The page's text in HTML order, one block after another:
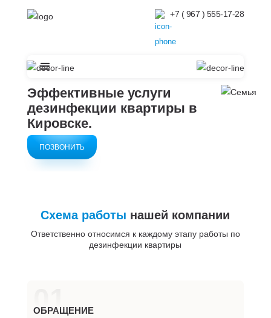
+7 ( 967 ) 555-17-28
Эффективные услуги
дезинфекции квартиры в
Кировске.
ПОЗВОНИТЬ
Схема работы нашей компании
Ответственно относимся к каждому этапу работы по
дезинфекции квартиры
01
ОБРАЩЕНИЕ